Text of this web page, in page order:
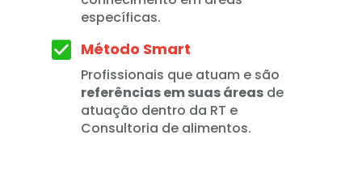
Método Smart
referências em suas áreas de
atuação dentro da RT e
Consultoria de alimentos.
específicas.